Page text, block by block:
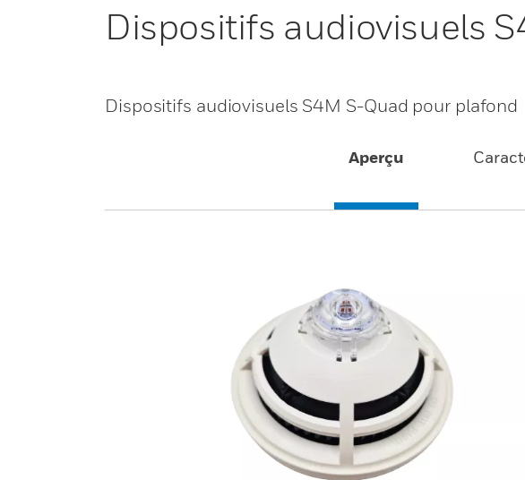
Dispositifs audiovisuels
Dispositifs audiovisuels S4M S-Quad pour plafond
Aperçu